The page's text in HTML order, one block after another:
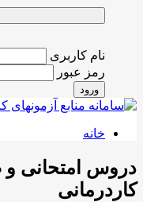
نام کاربری
رمز عبور
ورود
خانه
دروس امتحانی
کاردرمانی